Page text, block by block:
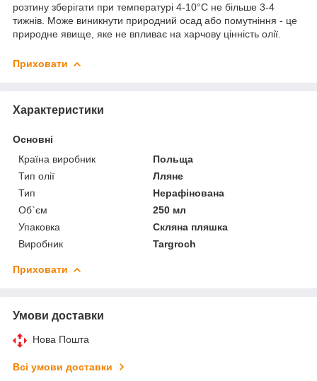
розтину зберігати при температурі 4-10°С не більше 3-4
тижнів. Може виникнути природний осад або помутніння - це
природне явище, яке не впливає на харчову цінність олії.
Приховати
Характеристики
Основні
Країна виробник
Польща
Тип олії
Лляне
Тип
Нерафінована
Об`єм
250 мл
Упаковка
Скляна пляшка
Виробник
Targroch
Приховати
Умови доставки
Нова Пошта
Всі умови доставки